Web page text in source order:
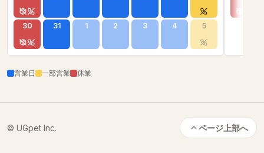
30 31 1 2 3 4 5
営業日 一部営業 休業
© UGpet Inc. ページ上部へ